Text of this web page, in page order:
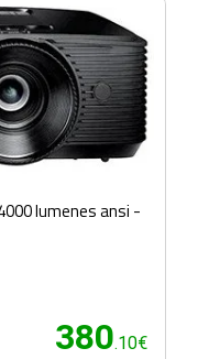
lumenes ansi -
380.10€